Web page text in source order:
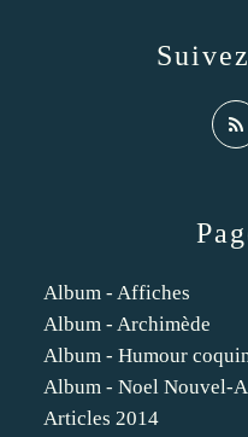
Album - Affiches
Album - Archimède
Album - Humour
Album - Noel Nouvel-
Articles 2014